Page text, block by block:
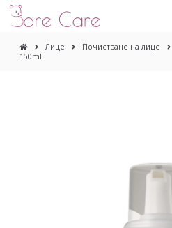
Лице Почистване на лице
150ml